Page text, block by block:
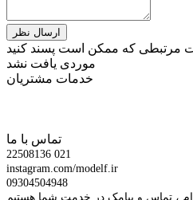
مرتبطی که ممکن است پسند کنید
موردی یافت نشد
خدمات مشتریان
تماس با ما
22508136 021
instagram.com/modelf.ir
09304504948
، تماس و پیامک در خدمت شما هستیم